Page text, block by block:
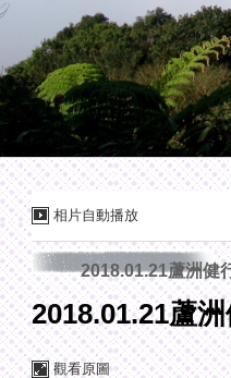
相片自動播放
2018.01.21蘆洲健
2018.01.21蘆
觀看原圖